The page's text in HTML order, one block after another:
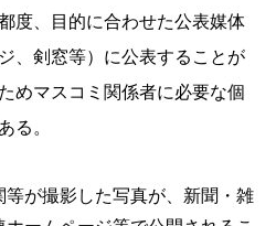
度、目的に合わせた公表媒体
、剣窓等）に公表することが
めマスコミ関係者に必要な個
る。
が撮影した写真が、新聞・雑